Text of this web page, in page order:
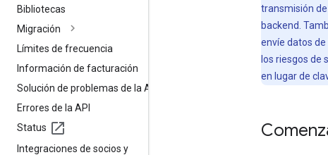
Bibliotecas
Migración
Límites de frecuencia
Información de facturación
Solución de problemas de la API
Errores de la API
Status
Integraciones de socios y
transmisión
backend.
envíe datos
los riesgos de
en lugar de